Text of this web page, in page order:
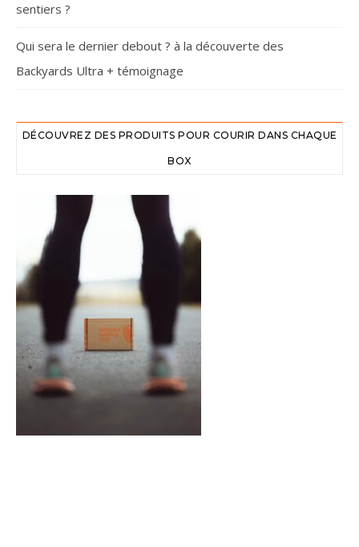
sentiers ?
Qui sera le dernier debout ? à la découverte des
Backyards Ultra + témoignage
DÉCOUVREZ DES PRODUITS POUR COURIR DANS CHAQUE
BOX